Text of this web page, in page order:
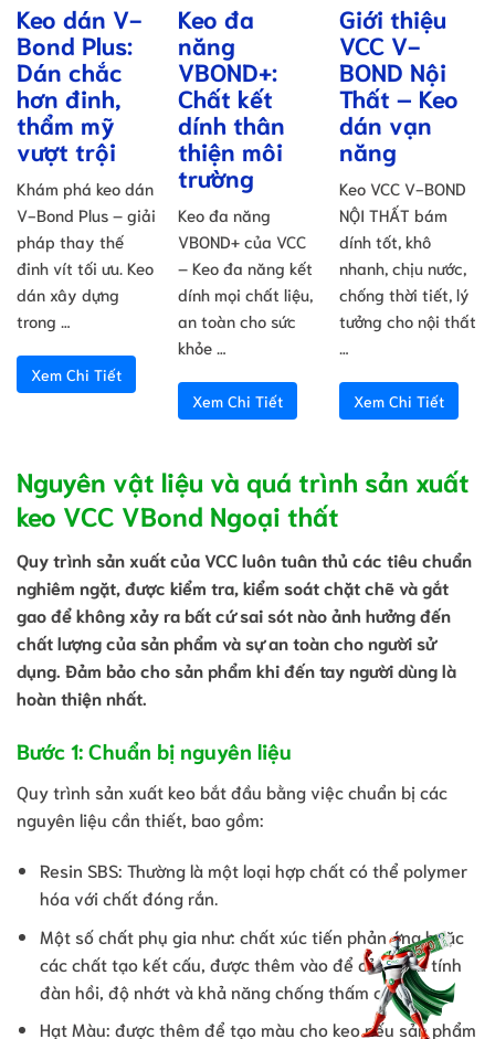
Keo dán V-
Bond Plus:
Dán chắc
hơn đinh,
thẩm mỹ
vượt trội
Khám phá keo dán
V-Bond Plus – giải
pháp thay thế
đinh vít tối ưu. Keo
dán xây dựng
trong …
Xem Chi Tiết
Keo đa
năng
VBOND+:
Chất kết
dính thân
thiện môi
trường
Keo đa năng
VBOND+ của VCC
– Keo đa năng kết
dính mọi chất liệu,
an toàn cho sức
khỏe …
Xem Chi Tiết
Giới thiệu
VCC V-
BOND Nội
Thất – Keo
dán vạn
năng
Keo VCC V-BOND
NỘI THẤT bám
dính tốt, khô
nhanh, chịu nước,
chống thời tiết, lý
tưởng cho nội thất
Xem Chi Tiết
Nguyên vật liệu và quá trình sản xuất
keo VCC VBond Ngoại thất
Quy trình sản xuất của VCC luôn tuân thủ các tiêu chuẩn
nghiêm ngặt, được kiểm tra, kiểm soát chặt chẽ và gắt
gao để không xảy ra bất cứ sai sót nào ảnh hưởng đến
chất lượng của sản phẩm và sự an toàn cho người sử
dụng. Đảm bảo cho sản phẩm khi đến tay người dùng là
hoàn thiện nhất.
Bước 1: Chuẩn bị nguyên liệu
Quy trình sản xuất keo bắt đầu bằng việc chuẩn bị các
nguyên liệu cần thiết, bao gồm:
Resin SBS: Thường là một loại hợp chất có thể polymer
hóa với chất đóng rắn.
Một số chất phụ gia như: chất xúc tiến phản ứng hoặc
các chất tạo kết cấu, được thêm vào để cải thiện tính
đàn hồi, độ nhớt và khả năng chống thấm của keo.
Hạt Màu: được thêm để tạo màu cho keo nếu sản phẩm